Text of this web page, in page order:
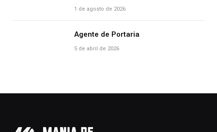
1 de agosto de 2026
Agente de Portaria
5 de abril de 2026